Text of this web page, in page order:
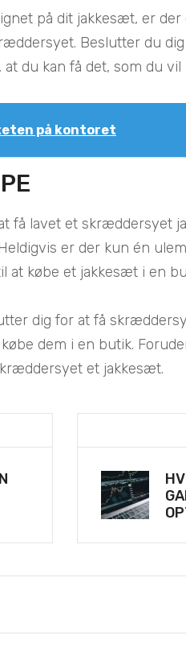
på dit jakkesæt, er
Beslutter du
du kan få det, som du vil
på kontoret
få lavet et skræddersyet
er der kun én
at købe et jakkesæt i en
dig for at få
dem i en butik.
et jakkesæt.